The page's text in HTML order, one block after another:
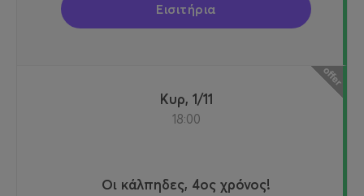
Εισιτήρια
Κυρ, 1/11
18:00
Οι κάλπηδες, 4ος χρόνος!